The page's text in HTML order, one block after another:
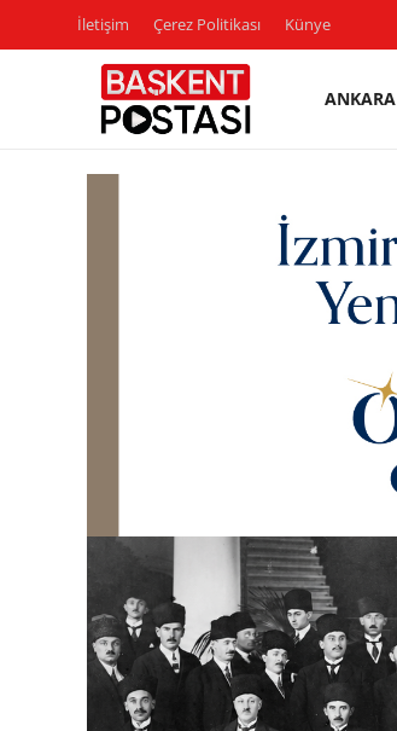
İletişim Çerez Politikası Künye
ANKARA
Bakanlıklar
Siyasi Partiler
Mülki İdare